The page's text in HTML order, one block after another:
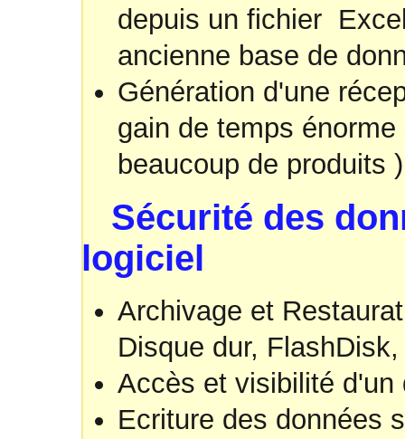
depuis un fichier
ancienne base de
Génération d'une
gain de temps
beaucoup de produits )
Sécurité des
logiciel
Archivage et
Disque dur,
Accès et visibilité d'un
Ecriture des données